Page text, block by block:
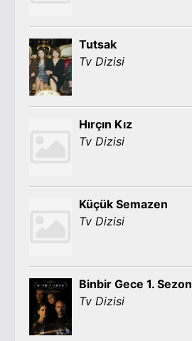
Tutsak
Tv Dizisi
Hırçın Kız
Tv Dizisi
Küçük Semazen
Tv Dizisi
Binbir Gece 1. Sezon
Tv Dizisi